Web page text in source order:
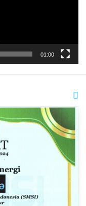
01:00